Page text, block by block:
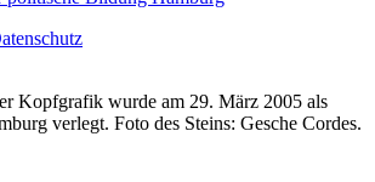
Kopfgrafik wurde am 29. März 2005 als
verlegt. Foto des Steins: Gesche Cordes.